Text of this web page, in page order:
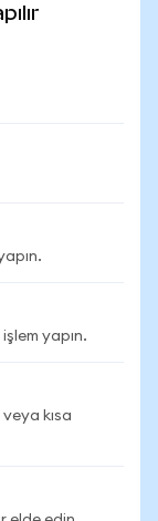
yapın.
kısa